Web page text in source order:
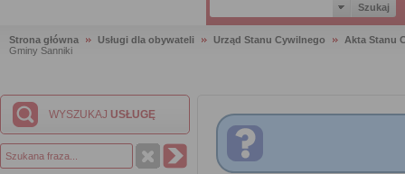
Strona główna Usługi dla obywateli Urząd Stanu Cywilnego
Akta Stanu
Gminy Sanniki
WYSZUKAJ USŁUGĘ